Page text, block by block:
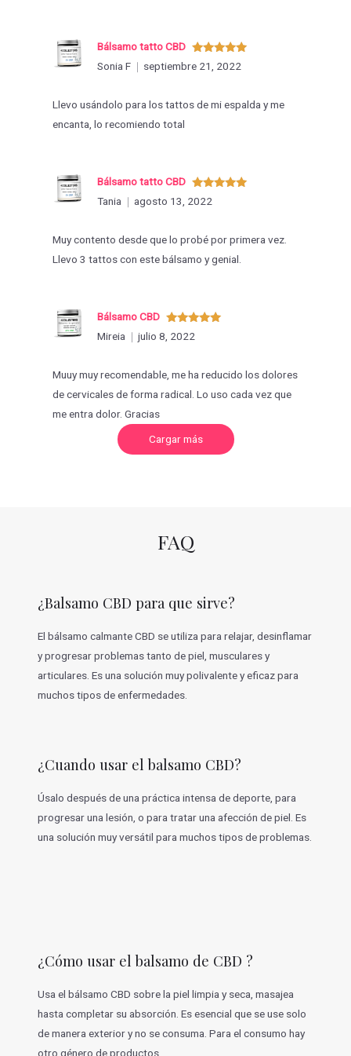
Valorado
con 5de 5
Bálsamo tatto CBD
Sonia F
septiembre 21, 2022
Llevo usándolo para los tattos de mi espalda y me
encanta, lo recomiendo total
Valorado
con
Bálsamo tatto CBD
Tania
agosto 13, 2022
Muy contento desde que lo probé por primera vez.
Llevo 3 tattos con este bálsamo y genial.
Valorado
con5de 5
Bálsamo CBD
Mireia
julio 8, 2022
Muuy muy recomendable, me ha reducido los dolores
de cervicales de forma radical. Lo uso cada vez que
me entra dolor. Gracias
Cargar másC
r
i
o
e
s
FAQ
¿Balsamo CBD para que sirve?
El bálsamo calmante CBD se utiliza para relajar, desinflamar
y progresar problemas tanto de piel, musculares y
articulares. Es una solución muy polivalente y eficaz para
muchos tipos de enfermedades.
¿Cuando usar el balsamo CBD?
Úsalo después de una práctica intensa de deporte, para
progresar una lesión, o para tratar una afección de piel. Es
una solución muy versátil para muchos tipos de problemas.
¿Cómo usar el balsamo de CBD ?
Usa el bálsamo CBD sobre la piel limpia y seca, masajea
hasta completar su absorción. Es esencial que se use solo
de manera exterior y no se consuma. Para el consumo hay
otro género de productos.